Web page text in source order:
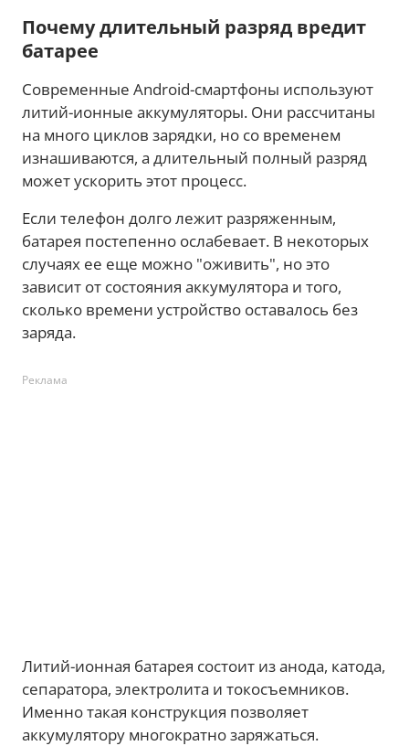
Почему длительный разряд вредит
батарее
Современные Android-смартфоны используют
литий-ионные аккумуляторы. Они рассчитаны
на много циклов зарядки, но со временем
изнашиваются, а длительный полный разряд
может ускорить этот процесс.
Если телефон долго лежит разряженным,
батарея постепенно ослабевает. В некоторых
случаях ее еще можно "оживить", но это
зависит от состояния аккумулятора и того,
сколько времени устройство оставалось без
заряда.
Реклама
Литий-ионная батарея состоит из анода, катода,
сепаратора, электролита и токосъемников.
Именно такая конструкция позволяет
аккумулятору многократно заряжаться.